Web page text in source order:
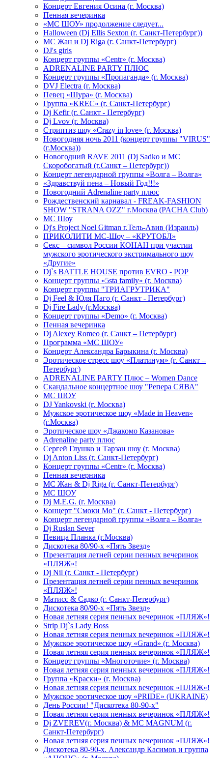
Концерт Евгения Осина (г. Москва)
Пенная вечеринка
«МС ШОУ» продолжение следует...
Halloween (Dj Ellis Sexton (г. Санкт-Петербург))
МС Жан и Dj Riga (г. Санкт-Петербург)
DJ's girls
Концерт группы «Centr» (г. Москва)
ADRENALINE PARTY ПЛЮС
Концерт группы «Пропаганда» (г. Москва)
DVJ Electra (г. Москва)
Певец «Шура» (г. Москва)
Группа «KREC» (г. Санкт-Петербург)
Dj Kefir (г. Санкт - Петербург)
Dj Lvov (г. Москва)
Стриптиз шоу «Crazy in love» (г. Москва)
Новогодняя ночь 2011 (концерт группы "VIRUS"
(г.Москва))
Новогодний RAVE 2011 (Dj Sadko и MC
Скоробогатый (г.Санкт – Петербург))
Концерт легендарной группы «Волга – Волга»
«Здравствуй пена – Новый Год!!!»
Новогодний Adrenaline party плюс
Рождественский карнавал - FREAK-FASHION
SHOW "STRANA OZZ" г.Москва (PACHA Club)
MC Шоу
Dj's Project Noel Gitman г.Тель-Авив (Израиль)
ПРИКОЛИТИ МС-Шоу – «КРУТОБЛ»
Секс – символ России КОНАН при участии
мужского эротического экстримального шоу
«Другие»
Dj`s BATTLE HOUSE против EVRO - POP
Концерт группы «5sta family» (г. Москва)
Концерт группы "ТРИАГРУТРИКА"
Dj Feel & Юля Паго (г. Санкт - Петербург)
Dj Fire Lady (г.Москва)
Концерт группы «Demo» (г. Москва)
Пенная вечеринка
Dj Alexey Romeo (г. Санкт – Петербург)
Программа «МС ШОУ»
Концерт Александра Барыкина (г. Москва)
Эротическое стресс шоу «Платинум» (г. Санкт –
Петербург)
ADRENALINE PARTY Плюс – Women Dance
Скандальное концертное шоу "Репера СЯВА"
МС ШОУ
DJ Yankovski (г. Москва)
Мужское эротическое шоу «Made in Heaven»
(г.Москва)
Эротическое шоу «Джакомо Казанова»
Adrenaline party плюс
Сергей Глушко и Тарзан шоу (г. Москва)
Dj Anton Liss (г. Санкт-Петербург)
Концерт группы «Centr» (г. Москва)
Пенная вечерника
МС Жан & Dj Riga (г. Санкт-Петербург)
МС ШОУ
Dj M.E.G. (г. Москва)
Концерт "Смоки Мо" (г. Санкт - Петербург)
Концерт легендарной группы «Волга – Волга»
Dj Ruslan Sever
Певица Планка (г.Москва)
Дискотека 80/90-х «Пять Звезд»
Презентация летней серии пенных вечеринок
«ПЛЯЖ»!
Dj Nil (г. Санкт - Петербург)
Презентация летней серии пенных вечеринок
«ПЛЯЖ»!
Матисс & Садко (г. Санкт-Петербург)
Дискотека 80/90-х «Пять Звезд»
Новая летняя серия пенных вечеринок «ПЛЯЖ»!
Strip Dj`s Lady Boss
Новая летняя серия пенных вечеринок «ПЛЯЖ»!
Мужское эротическое шоу «Grand» (г. Москва)
Новая летняя серия пенных вечеринок «ПЛЯЖ»!
Концерт группы «Многоточие» (г. Москва)
Новая летняя серия пенных вечеринок «ПЛЯЖ»!
Группа «Краски» (г. Москва)
Новая летняя серия пенных вечеринок «ПЛЯЖ»!
Мужское эротическое шоу «PRIDE» (UKRAINE)
День России! "Дискотека 80-90-х"
Новая летняя серия пенных вечеринок «ПЛЯЖ»!
Dj ZVEREV(г. Москва) & MC MAGNUM (г.
Санкт-Петербург)
Новая летняя серия пенных вечеринок «ПЛЯЖ»!
Дискотека 80-90-х. Александр Касимов и группа